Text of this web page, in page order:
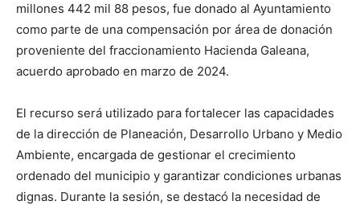
millones 442 mil 88 pesos, fue donado al Ayuntamiento
como parte de una compensación por área de donación
proveniente del fraccionamiento Hacienda Galeana,
acuerdo aprobado en marzo de 2024.
El recurso será utilizado para fortalecer las capacidades
de la dirección de Planeación, Desarrollo Urbano y Medio
Ambiente, encargada de gestionar el crecimiento
ordenado del municipio y garantizar condiciones urbanas
dignas. Durante la sesión, se destacó la necesidad de